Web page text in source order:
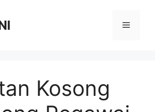
Menu
Kosong